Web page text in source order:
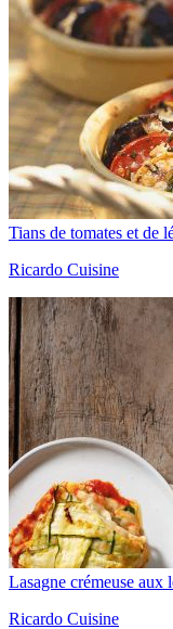
Tians de tomates et de
Ricardo Cuisine
Lasagne crémeuse aux
Ricardo Cuisine